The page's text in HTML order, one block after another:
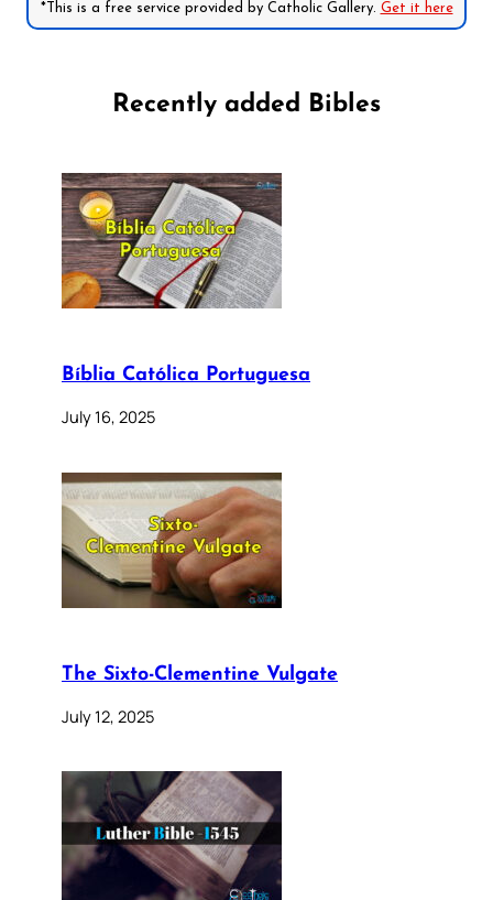
*This is a free service provided by Catholic Gallery. Get it here
Recently added Bibles
Bíblia Católica Portuguesa
July 16, 2025
The Sixto-Clementine Vulgate
July 12, 2025